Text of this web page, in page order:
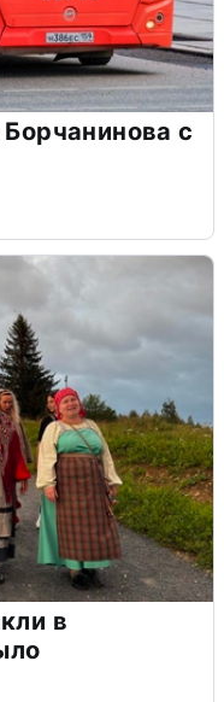
с
в